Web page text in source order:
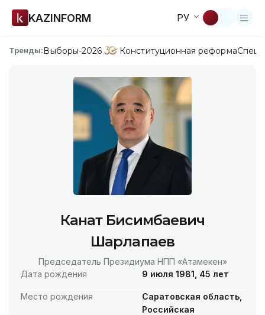
KAZINFORM РУ
Тренды:Выборы-2026 Конституционная реформа
Канат Бисимбаевич
Шарлапаев
Председатель Президиума НПП «Атамекен»
Дата рождения
9 июля 1981, 45 лет
Место рождения
Саратовская область,
Российская